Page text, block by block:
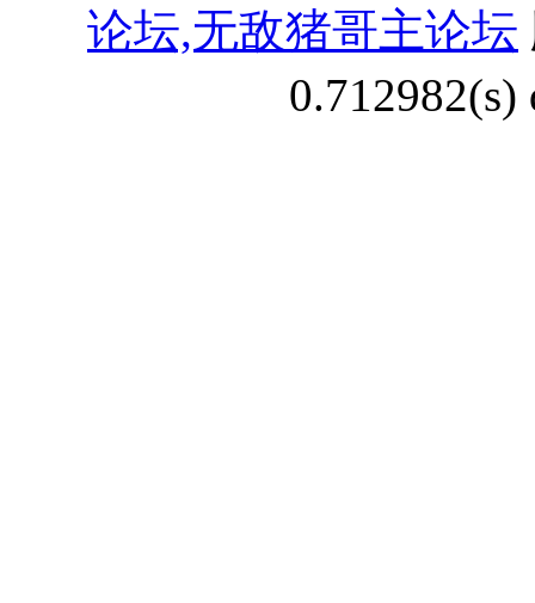
论坛,无敌猪哥主论坛
0.712982(s)